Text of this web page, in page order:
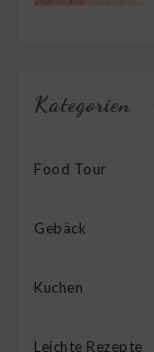
Kategorien
Food Tour
Gebäck
Kuchen
Leichte Rezepte